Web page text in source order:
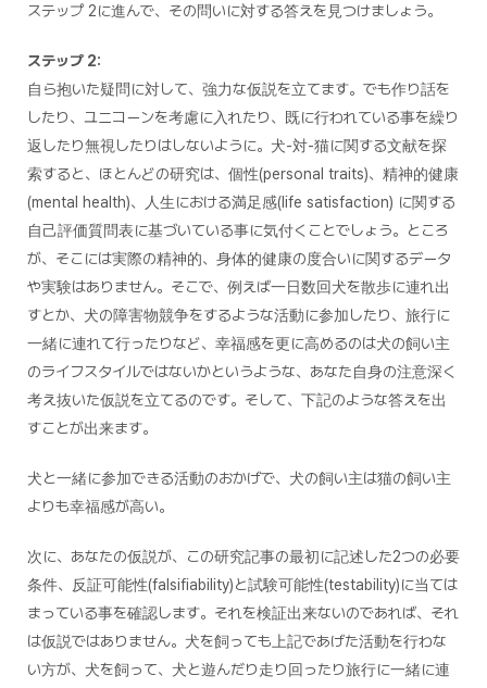
ステップ 2に進んで、その問いに対する答えを見つけましょう。
ステップ 2:
自ら抱いた疑問に対して、強力な仮説を立てます。でも作り話を
したり、ユニコーンを考慮に入れたり、既に行われている事を繰り
返したり無視したりはしないように。犬-対-猫に関する文献を探
索すると、ほとんどの研究は、個性(personal traits)、精神的健康
(mental health)、人生における満足感(life satisfaction) に関する
自己評価質問表に基づいている事に気付くことでしょう。ところ
が、そこには実際の精神的、身体的健康の度合いに関するデータ
や実験はありません。そこで、例えば一日数回犬を散歩に連れ出
すとか、犬の障害物競争をするような活動に参加したり、旅行に
一緒に連れて行ったりなど、幸福感を更に高めるのは犬の飼い主
のライフスタイルではないかというような、あなた自身の注意深く
考え抜いた仮説を立てるのです。そして、下記のような答えを出
すことが出来ます。
犬と一緒に参加できる活動のおかげで、犬の飼い主は猫の飼い主
よりも幸福感が高い。
次に、あなたの仮説が、この研究記事の最初に記述した2つの必要
条件、反証可能性(falsifiability)と試験可能性(testability)に当ては
まっている事を確認します。それを検証出来ないのであれば、それ
は仮説ではありません。犬を飼っても上記であげた活動を行わな
い方が、犬を飼って、犬と遊んだり走り回ったり旅行に一緒に連